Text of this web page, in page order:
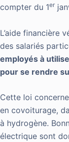
compter du 1er
L’aide financière
des salariés
employés à
pour se rendre
Cette loi
en covoiturage,
à hydrogène.
électrique sont